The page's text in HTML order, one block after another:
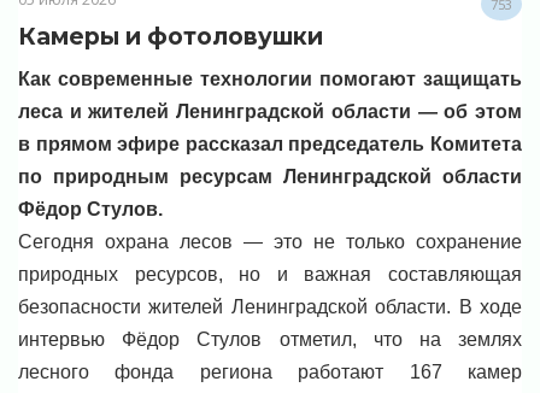
753
Камеры и фотоловушки
Как современные технологии помогают защищать
леса и жителей Ленинградской области — об этом
в прямом эфире рассказал председатель Комитета
по природным ресурсам Ленинградской области
Фёдор Стулов.
Сегодня охрана лесов — это не только сохранение
природных ресурсов, но и важная составляющая
безопасности жителей Ленинградской области. В ходе
интервью Фёдор Стулов отметил, что на землях
лесного фонда региона работают 167 камер